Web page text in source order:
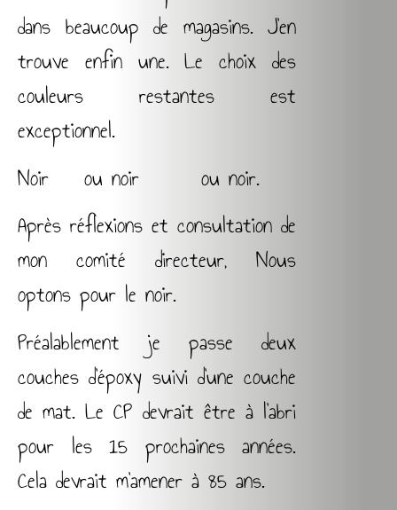
dans beaucoup de magasins. J’en
trouve enfin une. Le choix des
couleurs restantes est
exceptionnel.
Noir ou noir ou noir.
Après réflexions et consultation de
mon comité directeur, Nous
optons pour le noir.
Préalablement je passe deux
couches d’époxy suivi d’une couche
de mat. Le CP devrait être à l’abri
pour les 15 prochaines années.
Cela devrait m’amener à 85 ans.